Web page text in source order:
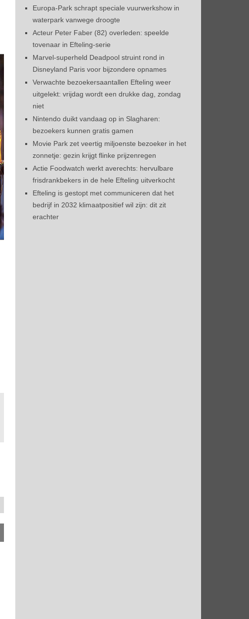
Europa-Park schrapt speciale vuurwerkshow in
waterpark vanwege droogte
Acteur Peter Faber (82) overleden: speelde
tovenaar in Efteling-serie
Marvel-superheld Deadpool struint rond in
Disneyland Paris voor bijzondere opnames
Verwachte bezoekersaantallen Efteling weer
uitgelekt: vrijdag wordt een drukke dag, zondag
niet
Nintendo duikt vandaag op in Slagharen:
bezoekers kunnen gratis gamen
Movie Park zet veertig miljoenste bezoeker in het
zonnetje: gezin krijgt flinke prijzenregen
Actie Foodwatch werkt averechts: hervulbare
frisdrankbekers in de hele Efteling uitverkocht
Efteling is gestopt met communiceren dat het
bedrijf in 2032 klimaatpositief wil zijn: dit zit
erachter